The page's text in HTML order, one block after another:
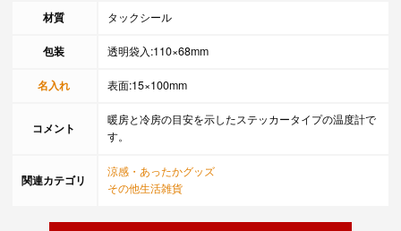
材質 タックシール
包装 透明袋入:110×68mm
名入れ 表面:15×100mm
コメント
暖房と冷房の目安を示したステッカータイプの温度計で
す。
関連カテゴリ
涼感・あったかグッズ
その他生活雑貨